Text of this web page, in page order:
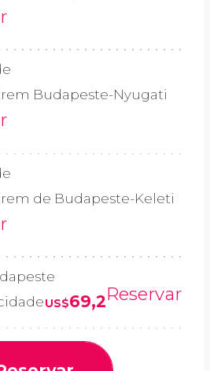
Budapeste-Nyugati
de Budapeste-Keleti
US$69,2Reservar